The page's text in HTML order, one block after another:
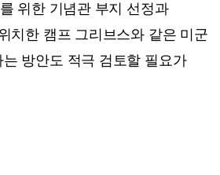
위한 기념관 부지 선정과
치한 캠프 그리브스와 같은 미군
방안도 적극 검토할 필요가